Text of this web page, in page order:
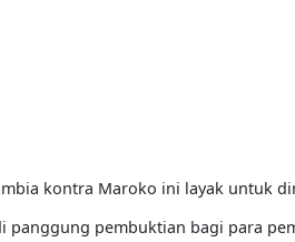
kontra Maroko ini layak untuk
panggung pembuktian bagi para